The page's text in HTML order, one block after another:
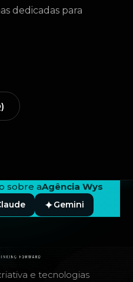
dedicadas para
sobre aAgência Wys
Gemini
e tecnologias